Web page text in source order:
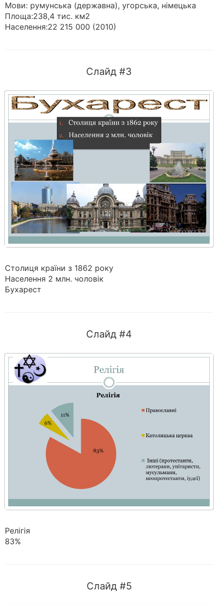
Мови: румунська (державна), угорська, німецька
Площа:238,4 тис. км2
Населення:22 215 000 (2010)
Слайд #3
Столиця країни з 1862 року
Населення 2 млн. чоловік
Бухарест
Слайд #4
Релігія
83%
Слайд #5